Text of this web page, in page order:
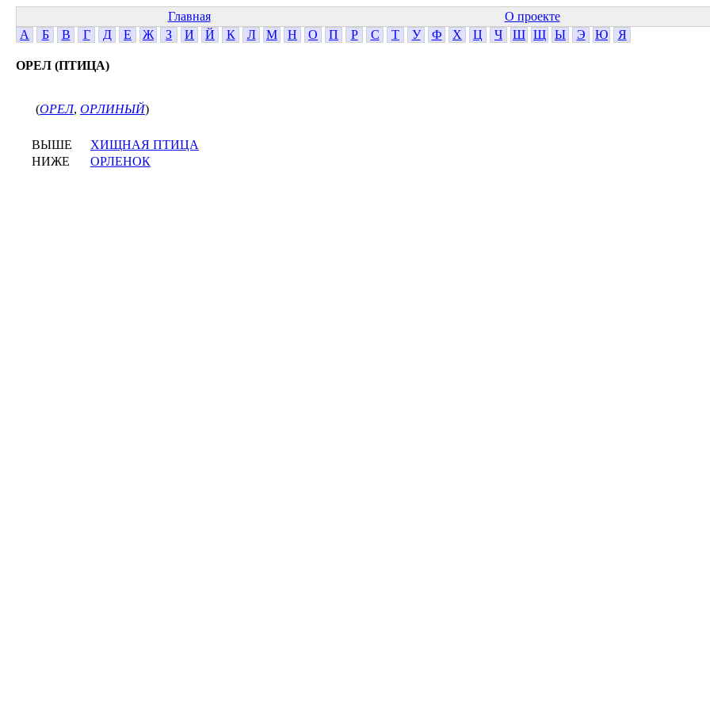
Главная О проекте
А
Б В Г Д Е Ж З И Й К Л М Н О П Р С Т У Ф Х Ц Ч Ш Щ Ы Э Ю Я
ОРЕЛ (ПТИЦА)
(ОРЕЛ, ОРЛИНЫЙ)
ВЫШЕ
ХИЩНАЯ ПТИЦА
НИЖЕ
ОРЛЕНОК